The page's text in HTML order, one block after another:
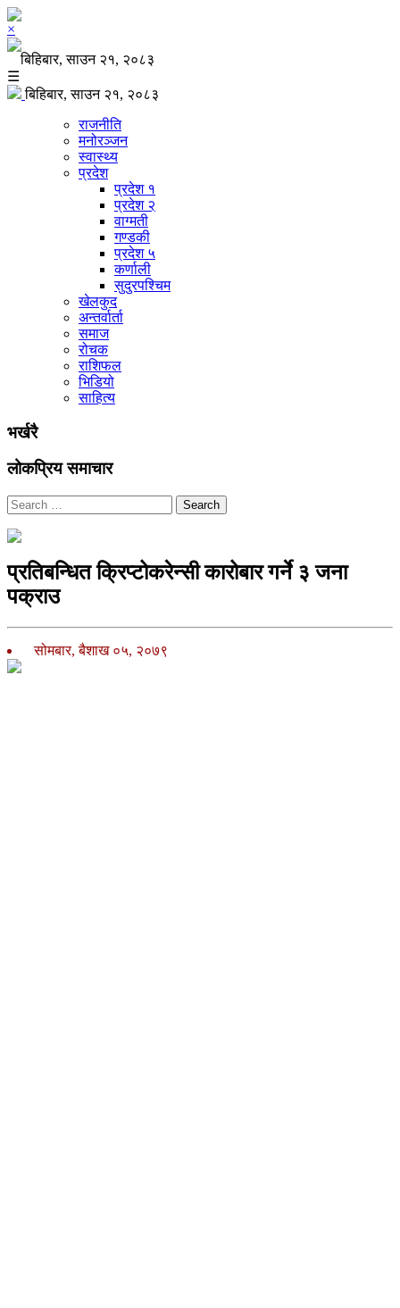
×
बिहिबार, साउन २१, २०८३
☰
बिहिबार, साउन २१, २०८३
राजनीति
मनोरञ्जन
स्वास्थ्य
प्रदेश
प्रदेश १
प्रदेश २
वाग्मती
गण्डकी
प्रदेश ५
कर्णाली
सुदुरपश्चिम
खेलकुद
अन्तर्वार्ता
समाज
रोचक
राशिफल
भिडियो
साहित्य
भर्खरै
लोकप्रिय समाचार
Search
प्रतिबन्धित क्रिप्टोकरेन्सी कारोबार गर्ने ३ जना
पक्राउ
सोमबार, बैशाख ०५, २०७९